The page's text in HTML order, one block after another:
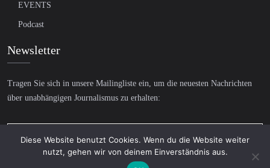
EVENTS
Podcast
Newsletter
Tragen Sie sich in unsere Mailingliste ein, um die neuesten Nachrichten
über unabhängigen Journalismus zu erhalten:
Diese Website benutzt Cookies. Wenn du die Website weiter
nutzt, gehen wir von deinem Einverständnis aus.